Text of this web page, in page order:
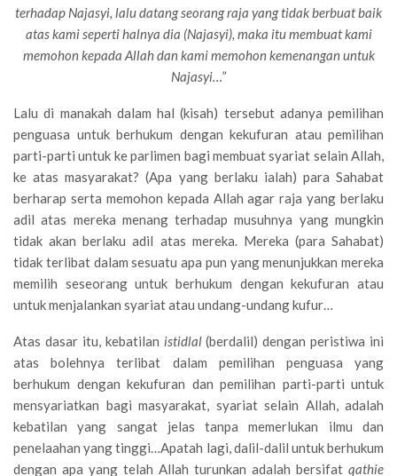
terhadap Najasyi, lalu datang seorang raja yang tidak berbuat baik
atas kami seperti halnya dia (Najasyi), maka itu membuat kami
memohon kepada Allah dan kami memohon kemenangan untuk
Najasyi…”
Lalu di manakah dalam hal (kisah) tersebut adanya pemilihan
penguasa untuk berhukum dengan kekufuran atau pemilihan
parti-parti untuk ke parlimen bagi membuat syariat selain Allah,
ke atas masyarakat? (Apa yang berlaku ialah) para Sahabat
berharap serta memohon kepada Allah agar raja yang berlaku
adil atas mereka menang terhadap musuhnya yang mungkin
tidak akan berlaku adil atas mereka. Mereka (para Sahabat)
tidak terlibat dalam sesuatu apa pun yang menunjukkan mereka
memilih seseorang untuk berhukum dengan kekufuran atau
untuk menjalankan syariat atau undang-undang kufur…
Atas dasar itu, kebatilan istidlal(berdalil) dengan peristiwa ini
atas bolehnya terlibat dalam pemilihan penguasa yang
berhukum dengan kekufuran dan pemilihan parti-parti untuk
mensyariatkan bagi masyarakat, syariat selain Allah, adalah
kebatilan yang sangat jelas tanpa memerlukan ilmu dan
penelaahan yang tinggi…Apatah lagi, dalil-dalil untuk berhukum
dengan apa yang telah Allah turunkan adalah bersifat qathie